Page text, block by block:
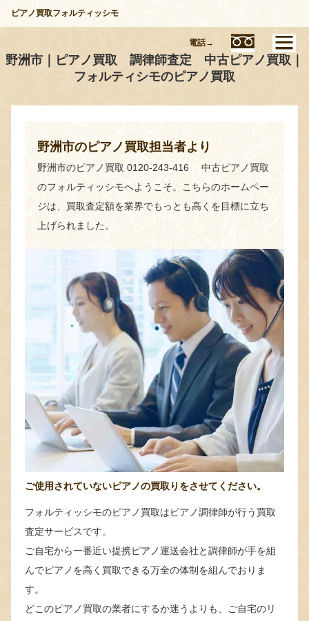
ピアノ買取フォルティッシモ
野洲市｜ピアノ買取 調律師査定 中古ピアノ買取｜
フォルティシモのピアノ買取
野洲市のピアノ買取担当者より
野洲市のピアノ買取 0120-243-416 中古ピアノ買取
のフォルティッシモへようこそ。こちらのホームペー
ジは、買取査定額を業界でもっとも高くを目標に立ち
上げられました。
ご使用されていないピアノの買取りをさせてください。
フォルティッシモのピアノ買取はピアノ調律師が行う買取
査定サービスです。
ご自宅から一番近い提携ピアノ運送会社と調律師が手を組
んでピアノを高く買取できる万全の体制を組んでおりま
す。
どこのピアノ買取の業者にするか迷うよりも、ご自宅のリ
電話→